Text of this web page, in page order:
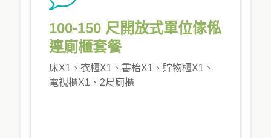
100-150 尺開放式單位傢俬
連廁櫃套餐
床X1、衣櫃X1、書枱X1、貯物櫃X1、
電視櫃X1、2尺廁櫃